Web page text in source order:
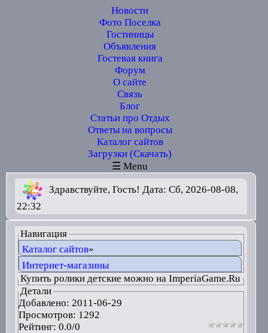
Новости
Фото Поселка
Гостиницы
Объявления
Гостевая книга
Форум
О сайте
Связь
Блог
Статьи про Отдых
Ответы на вопросы
Каталог сайтов
Загрузки (Скачать)
☰ Menu
Здравствуйте, Гость! Дата: Сб, 2026-08-08,
22:32
Навигация
Каталог сайтов»
Интернет-магазины
Купить ролики детские можно на ImperiaGame.Ru
Детали
Добавлено: 2011-06-29
Просмотров: 1292
Рейтинг: 0.0/0